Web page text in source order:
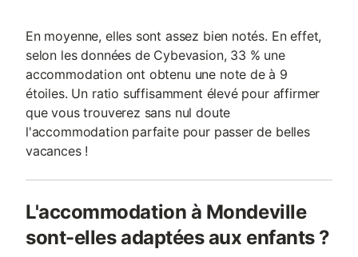
En moyenne, elles sont assez bien notés. En effet,
selon les données de Cybevasion, 33 % une
accommodation ont obtenu une note de à 9
étoiles. Un ratio suffisamment élevé pour affirmer
que vous trouverez sans nul doute
l'accommodation parfaite pour passer de belles
vacances !
L'accommodation à Mondeville
sont-elles adaptées aux enfants ?